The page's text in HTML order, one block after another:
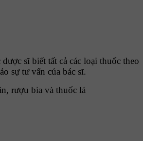
sĩ biết tất cả các loại thuốc theo
sự tư vấn của bác sĩ.
rượu bia và thuốc lá